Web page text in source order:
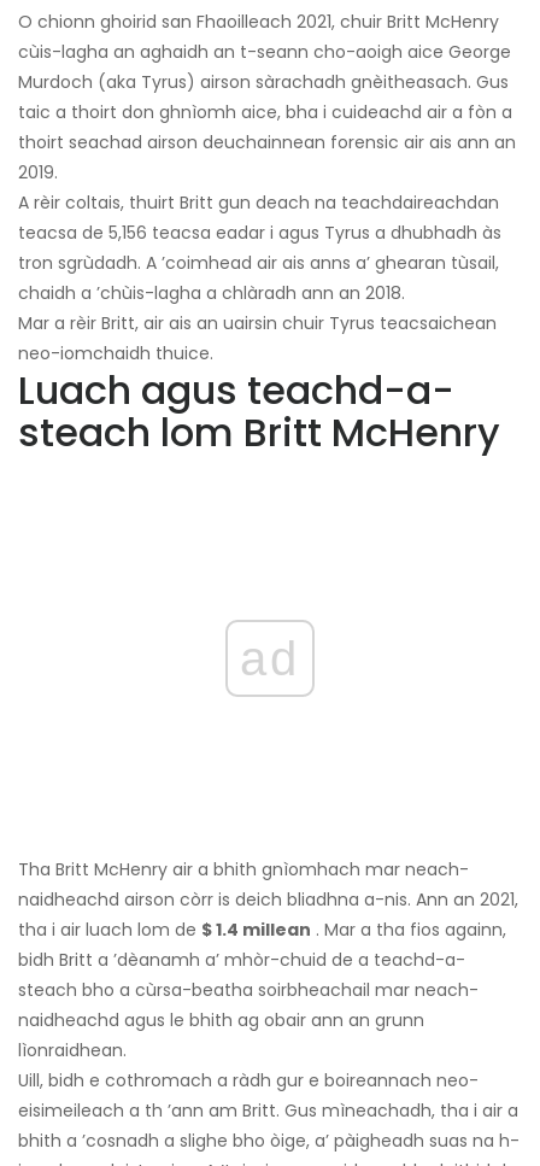
O chionn ghoirid san Fhaoilleach 2021, chuir Britt McHenry
cùis-lagha an aghaidh an t-seann cho-aoigh aice George
Murdoch (aka Tyrus) airson sàrachadh gnèitheasach. Gus
taic a thoirt don ghnìomh aice, bha i cuideachd air a fòn a
thoirt seachad airson deuchainnean forensic air ais ann an
2019.
A rèir coltais, thuirt Britt gun deach na teachdaireachdan
teacsa de 5,156 teacsa eadar i agus Tyrus a dhubhadh às
tron ​​sgrùdadh. A ’coimhead air ais anns a’ ghearan tùsail,
chaidh a ’chùis-lagha a chlàradh ann an 2018.
Mar a rèir Britt, air ais an uairsin chuir Tyrus teacsaichean
neo-iomchaidh thuice.
Luach agus teachd-a-
steach lom Britt McHenry
ad
Tha Britt McHenry air a bhith gnìomhach mar neach-
naidheachd airson còrr is deich bliadhna a-nis. Ann an 2021,
tha i air luach lom de $ 1.4 millean . Mar a tha fios againn,
bidh Britt a ’dèanamh a’ mhòr-chuid de a teachd-a-
steach bho a cùrsa-beatha soirbheachail mar neach-
naidheachd agus le bhith ag obair ann an grunn
lìonraidhean.
Uill, bidh e cothromach a ràdh gur e boireannach neo-
eisimeileach a th ’ann am Britt. Gus mìneachadh, tha i air a
bhith a ’cosnadh a slighe bho òige, a’ pàigheadh ​​suas na h-